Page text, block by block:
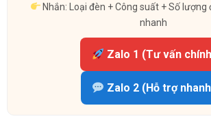
Nhắn: Loại đèn + Công suất + Số lượng
nhanh
Zalo 1 (Tư vấn
Zalo 2 (Hỗ trợ